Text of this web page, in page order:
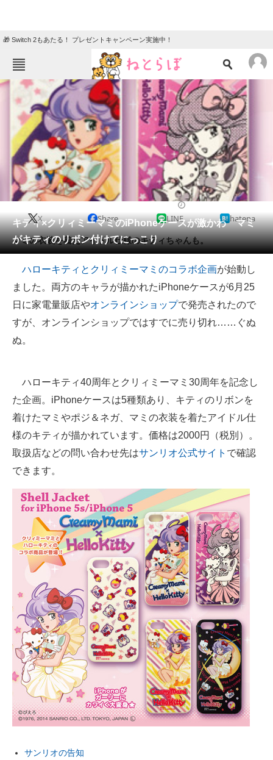
🎁 Switch 2もあたる！ プレゼントキャンペーン実施中！
ねとらぼメニュー
TOP ニュース
エンタメ クイズ
グルメ 地域
住まい 教育・育児
動物 リサーチ
会員記事
メディア
注目記事を集めた総合ページ
ITの今と未来を見通す
スマホと通信の最新トレンド
好きが集まる 比べて選べる
ビジネスと働き方のヒント
AI活用のいまが分かる
企業ITのトレンドを詳説
マーケ×ITの今がよく分かる
ITエンジニア向け専門サイト
企業向けIT製品の総合サイト
IT製品の技術・比較・事例
製造業のIT導入・活用を支援
モノづくり技術者専門サイト
エレクトロニクス専門サイト
電子設計の基本と応用
エネルギーの専門メディア
キティ×クリィミーマミのiPhoneケースが激かわ マミ
がキティのリボン付けてにっこり
X Share LINE hatena
マミの衣装を着たアイドル仕様のキティちゃんも。
ハローキティとクリィミーマミのコラボ企画が始動し
ました。両方のキャラが描かれたiPhoneケースが6月25
日に家電量販店やオンラインショップで発売されたので
すが、オンラインショップではすでに売り切れ……ぐぬ
ぬ。
ハローキティ40周年とクリィミーマミ30周年を記念し
た企画。iPhoneケースは5種類あり、キティのリボンを
着けたマミやポジ＆ネガ、マミの衣装を着たアイドル仕
様のキティが描かれています。価格は2000円（税別）。
取扱店などの問い合わせ先はサンリオ公式サイト で確認
できます。
サンリオの告知